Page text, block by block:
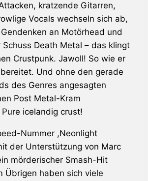
kratzende Gitarren,
Vocals wechseln sich ab,
an Motörhead und
Death Metal – das klingt
Crustpunk. Jawoll! So wie er
Und ohne den gerade
des Genres angesagten
Post Metal-Kram
icelandig crust!
Nummer ,Neonlight
der Unterstützung von Marc
mörderischer Smash-Hit
Übrigen haben sich viele